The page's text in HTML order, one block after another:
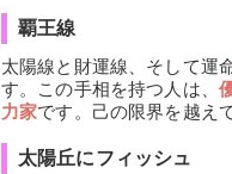
覇王線
太陽線と財運線、そして運
す。この手相を持つ人は、
力家です。己の限界を越え
太陽丘にフィッシュ